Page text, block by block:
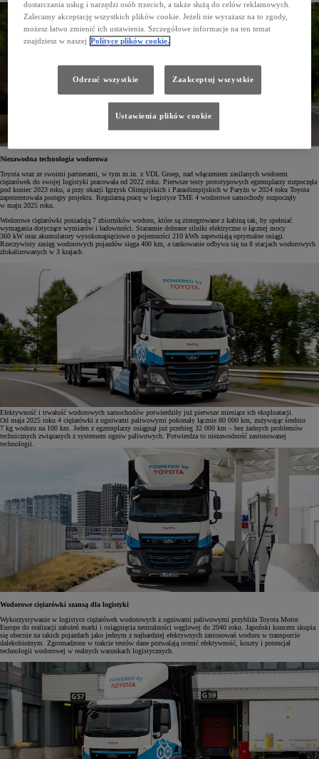
Niezawodna technologia wodorowa
Toyota wraz ze swoimi partnerami, w tym m.in. z VDL Groep, nad włączeniem zasilanych wodorem
ciężarówek do swojej logistyki pracowała od 2022 roku. Pierwsze testy prototypowych egzemplarzy rozpoczęła
pod koniec 2023 roku, a przy okazji Igrzysk Olimpijskich i Paraolimpijskich w Paryżu w 2024 roku Toyota
zaprezentowała postępy projektu. Regularną pracę w logistyce TME 4 wodorowe samochody rozpoczęły
w maju 2025 roku.
Wodorowe ciężarówki posiadają 7 zbiorników wodoru, które są zintegrowane z kabiną tak, by spełniać
wymagania dotyczące wymiarów i ładowności. Starannie dobrane silniki elektryczne o łącznej mocy
360 kW oraz akumulatory wysokonapięciowe o pojemności 210 kWh zapewniają optymalne osiągi.
Rzeczywisty zasięg wodorowych pojazdów sięga 400 km, a tankowanie odbywa się na 8 stacjach wodorowych
zlokalizowanych w 3 krajach.
Efektywność i trwałość wodorowych samochodów potwierdziły już pierwsze miesiące ich eksploatacji.
Od maja 2025 roku 4 ciężarówki z ogniwami paliwowymi pokonały łącznie 80 000 km, zużywając średnio
7 kg wodoru na 100 km. Jeden z egzemplarzy osiągnął już przebieg 32 000 km – bez żadnych problemów
technicznych związanych z systemem ogniw paliwowych. Potwierdza to niezawodność zastosowanej
technologii.
Wodorowe ciężarówki szansą dla logistyki
Wykorzystywanie w logistyce ciężarówek wodorowych z ogniwami paliwowymi przybliża Toyota Motor
Europe do realizacji założeń marki i osiągnięcia neutralności węglowej do 2040 roku. Japoński koncern skupia
się obecnie na takich pojazdach jako jednym z najbardziej efektywnych zastosowań wodoru w transporcie
dalekobieżnym. Zgromadzone w trakcie testów dane pozwalają ocenić efektywność, koszty i potencjał
technologii wodorowej w realnych warunkach logistycznych.
dostarczania usług i narzędzi osób trzecich, a także służą do celów reklamowych.
Zalecamy akceptację wszystkich plików cookie. Jeżeli nie wyrażasz na to zgody,
możesz łatwo zmienić ich ustawienia. Szczegółowe informacje na ten temat
znajdziesz w naszej Polityce plików cookie.
Odrzuć wszystkie Zaakceptuj wszystkie
Ustawienia plików cookie